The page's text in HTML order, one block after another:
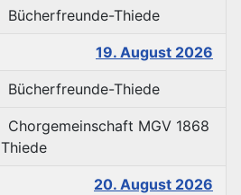
Bücherfreunde-Thiede
19. August 2026
Bücherfreunde-Thiede
Chorgemeinschaft MGV 1868
Thiede
20. August 2026